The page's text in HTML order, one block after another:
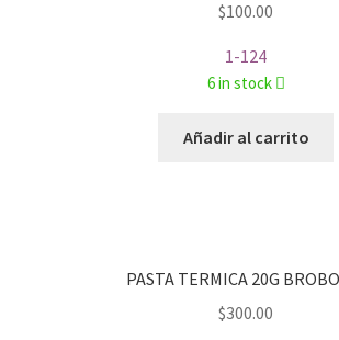
$100.00
1-124
6 in stock
Añadir al carrito
PASTA TERMICA 20G
$300.00